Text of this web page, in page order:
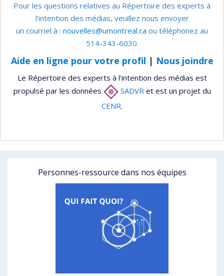
Pour les questions relatives au Répertoire des experts à
l’intention des médias, veuillez nous envoyer
un courriel à : nouvelles@umontreal.ca ou téléphonez au
514-343-6030.
Aide en ligne pour votre profil | Nous joindre
Le Répertoire des experts à l’intention des médias est
propulsé par les données
SADVRet est un projet du
CENR.
Personnes-ressource dans nos équipes